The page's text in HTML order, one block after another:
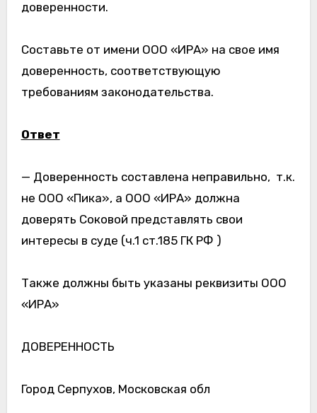
доверенности.
Составьте от имени ООО «ИРА» на свое имя
доверенность, соответствующую
требованиям законодательства.
Ответ
— Доверенность составлена неправильно, т.к.
не ООО «Пика», а ООО «ИРА» должна
доверять Соковой представлять свои
интересы в суде (ч.1 ст.185 ГК РФ )
Также должны быть указаны реквизиты ООО
«ИРА»
ДОВЕРЕННОСТЬ
Город Серпухов, Московская обл